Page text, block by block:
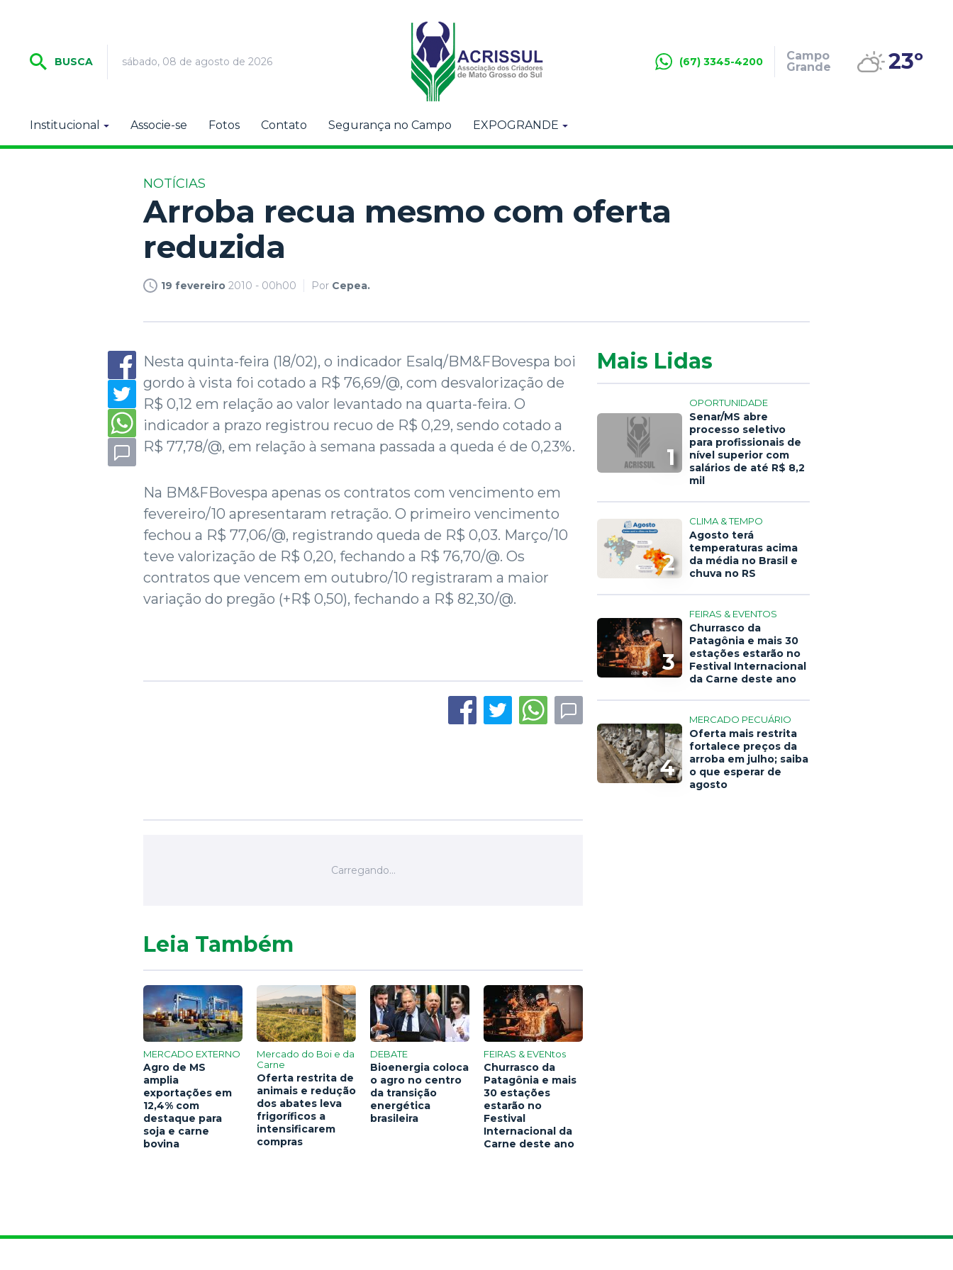
BUSCA sábado, 08 de agosto de 2026 (67) 3345-4200
Campo
Grande
23º
Institucional Associe-se Fotos Contato Segurança no Campo EXPOGRANDE
NOTÍCIAS
Arroba recua mesmo com oferta
reduzida
19 fevereiro 2010 - 00h00 Por Cepea.
Nesta quinta-feira (18/02), o indicador Esalq/BM&FBovespa boi
gordo à vista foi cotado a R$ 76,69/@, com desvalorização de
R$ 0,12 em relação ao valor levantado na quarta-feira. O
indicador a prazo registrou recuo de R$ 0,29, sendo cotado a
R$ 77,78/@, em relação à semana passada a queda é de 0,23%.
Na BM&FBovespa apenas os contratos com vencimento em
fevereiro/10 apresentaram retração. O primeiro vencimento
fechou a R$ 77,06/@, registrando queda de R$ 0,03. Março/10
teve valorização de R$ 0,20, fechando a R$ 76,70/@. Os
contratos que vencem em outubro/10 registraram a maior
variação do pregão (+R$ 0,50), fechando a R$ 82,30/@.
Mais Lidas
1
OPORTUNIDADE
Senar/MS abre
processo seletivo
para profissionais de
nível superior com
salários de até R$ 8,2
mil
2
CLIMA & TEMPO
Agosto terá
temperaturas acima
da média no Brasil e
chuva no RS
3
FEIRAS & EVENTOS
Churrasco da
Patagônia e mais 30
estações estarão no
Festival Internacional
da Carne deste ano
4
MERCADO PECUÁRIO
Oferta mais restrita
fortalece preços da
arroba em julho; saiba
o que esperar de
agosto
Leia Também
MERCADO EXTERNO
Agro de MS
amplia
exportações em
12,4% com
destaque para
soja e carne
bovina
Mercado do Boi e da
Carne
Oferta restrita de
animais e redução
dos abates leva
frigoríficos a
intensificarem
compras
DEBATE
Bioenergia coloca
o agro no centro
da transição
energética
brasileira
FEIRAS & EVENtos
Churrasco da
Patagônia e mais
30 estações
estarão no
Festival
Internacional da
Carne deste ano